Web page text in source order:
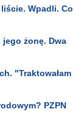
Wpadli. Co
żonę. Dwa
"Traktowałam
PZPN